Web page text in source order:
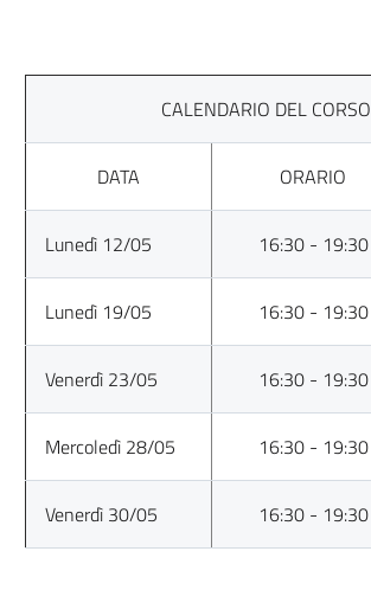
CALENDARIO DEL CORSO
DATA ORARIO
Lunedì 12/05 16:30 - 19:30
Lunedì 19/05 16:30 - 19:30
Venerdì 23/05 16:30 - 19:30
Mercoledì 28/05 16:30 - 19:30
Venerdì 30/05 16:30 - 19:30